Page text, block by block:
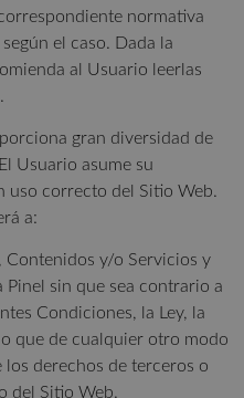
normativa
el caso. Dada la
al Usuario leerlas
gran diversidad de
Usuario asume su
uso correcto del Sitio Web.
a:
y/o Servicios y
sin que sea contrario a
Condiciones, la Ley, la
que de cualquier otro modo
derechos de terceros o
del Sitio Web.